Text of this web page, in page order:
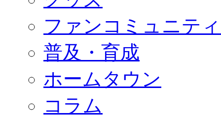
コーチ&スタッフ
ジュニア
ジュニアユース
ユース
練習拠点（ナラディーア）
SCHOOL
CLUB
パートナー募集
クラブ理念
ファンコミュニティ
普及・育成
ホームタウン
コラム